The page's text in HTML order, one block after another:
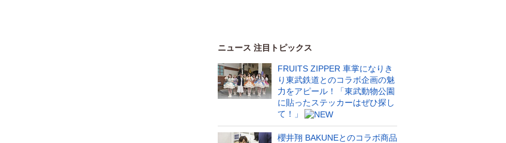
ニュース 注目トピックス
FRUITS ZIPPER 車掌になりき
り東武鉄道とのコラボ企画の魅
力をアピール！「東武動物公園
に貼ったステッカーはぜひ探し
て！」
櫻井翔 BAKUNEとのコラボ商品